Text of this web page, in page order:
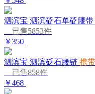
泗滨宝 泗滨砭石单砭腰带
已售5853件
￥350
泗滨宝 泗滨砭石腰链 携
已售858件
￥468